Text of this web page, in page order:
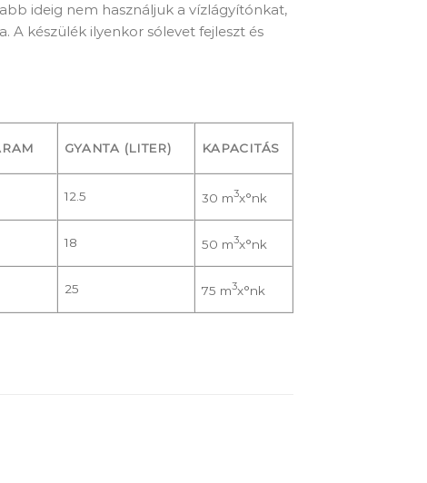
ideig nem használjuk a vízlágyítónkat,
A készülék ilyenkor sólevet fejleszt és
GYANTA (LITER) KAPACITÁS
12.5 30 m3x°nk
18 50 m3x°nk
25 75 m3x°nk